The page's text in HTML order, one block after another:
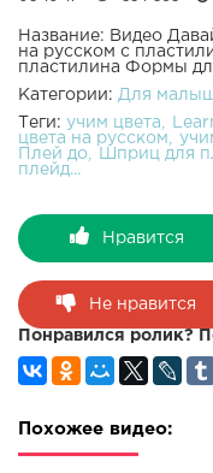
киндер сюрприз
Слизь мультик
детей Играем в
Пупсы играют
мультик играем с
Свинка Пеппа -
Маши и Даши -
матери на русском.
Давай поиграем в
также различным
которые будут
Развивающие видео
Название: Видео
на русском с
пластилина Формы
Категории: Для
Теги: учим цвета
цвета на русском
Плей до
Шприц для
плейд...
Нравится
Не нравится
Понравился ролик?
Похожее видео: